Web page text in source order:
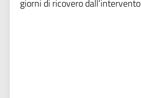
giorni di ricovero dall’intervento